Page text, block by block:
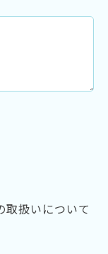
取扱いについて